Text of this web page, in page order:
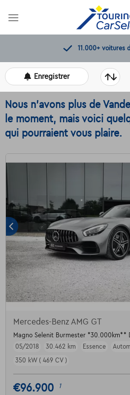
11.000+voitures
Enregistrer
Nous n'avons plus de
le moment, mais voici
qui pourraient vous plaire.
Mercedes-Benz AMG GT
Magno Selenit Burmester *30.000km**
05/2018
30.462 km Essence
350 kW ( 469 CV )
€96.900 1